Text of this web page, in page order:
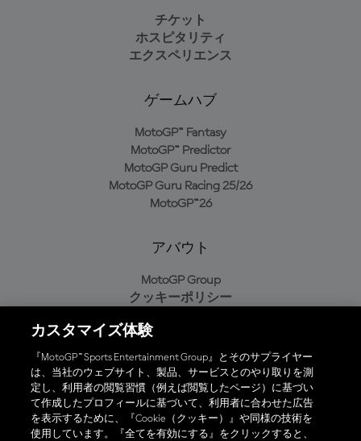
チケット
ホスピタリティ
エクスペリエンス
ゲームハブ
MotoGP™ Fantasy
MotoGP™ Predictor
MotoGP Guru Predict
MotoGP Guru Racing 25/26
MotoGP™26
アバウト
MotoGP Group
クッキーポリシー
プライバシーポリシー
購入ポリシー
オフィシャルアプリ
カスタマイズ体験
『MotoGP™ Sports Entertainment Group』とそのサプライヤー
は、当社のウェブサイト、製品、サービスとのやり取りを測
定し、利用者の閲覧習慣（例えば閲覧したページ）に基づい
て作成したプロフィールに基づいて、利用者に合わせた広告
を表示するために、『Cookie（クッキー）』や同様の技術を
使用しています。『全てを有効にする』をクリックすると、